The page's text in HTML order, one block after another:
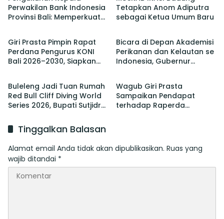
Perwakilan Bank Indonesia
Provinsi Bali: Memperkuat
Pertumbuhan Ekonomi Bali
Tetapkan Anom Adiputra
sebagai Ketua Umum Baru
Berita
Giri Prasta Pimpin Rapat
Perdana Pengurus KONI
Bali 2026–2030, Siapkan
Berita
Bicara di Depan Akademisi
Perikanan dan Kelautan se
Indonesia, Gubernur
Berita
Buleleng Jadi Tuan Rumah
Red Bull Cliff Diving World
Series 2026, Bupati Sutjidra:
Wisata Bali Utara
Berita
Wagub Giri Prasta
Sampaikan Pendapat
terhadap Raperda
Tinggalkan Balasan
Alamat email Anda tidak akan dipublikasikan. Ruas yang
wajib ditandai *